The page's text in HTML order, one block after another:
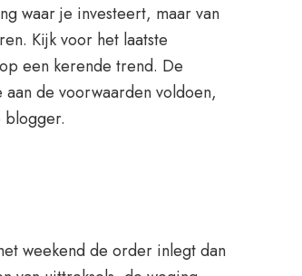
waar je investeert, maar van
Kijk voor het laatste
een kerende trend. De
de voorwaarden voldoen,
blogger.
weekend de order inlegt dan